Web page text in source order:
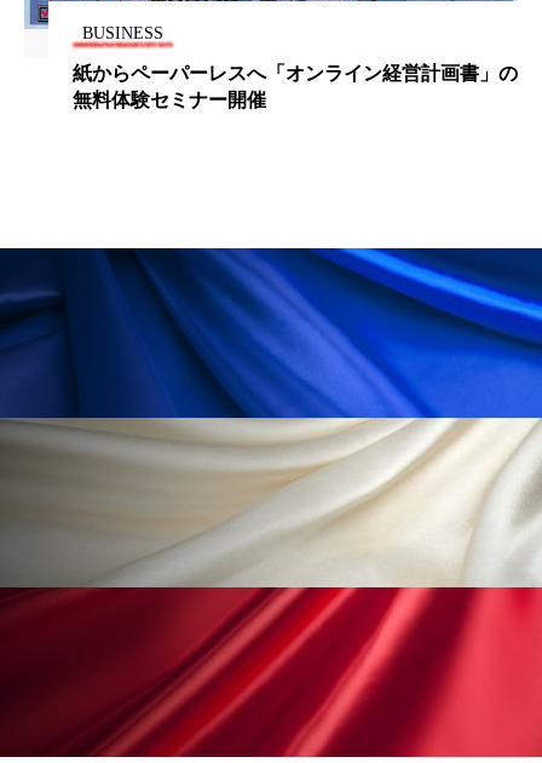
ファスティング
プチ断食 ブルーオーシャン
ヘルスケア ヘルスビューティー
ポジショニング ボディケア
マイクロスパ
マネジメント むくみ対策 むくみ改善
メンタルケア
リカバリーウェア リサーチ
リナロール 効果 リラクゼーション
リラックス効果 レチナール
BUSINESS
紙からペーパーレスへ「オンライン経営計画書」の
無料体験セミナー開催